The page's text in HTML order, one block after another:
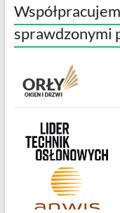
sprawdzonymi